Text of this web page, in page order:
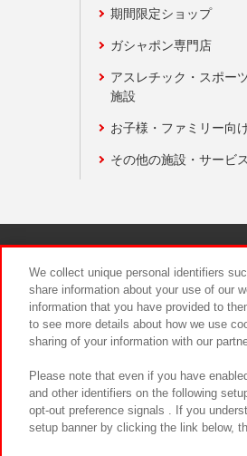
期間限定ショップ
ガシャポン専門店
アスレチック・スポー
施設
お子様・ファミリー向
その他の施設・サービス
We collect unique personal identifiers
share information about your use of our
information that you have provided to
to see more details about how we use
sharing of your information with our
Please note that even if you have
and other identifiers on the following
opt-out preference signals . If you
setup banner by clicking the link below,